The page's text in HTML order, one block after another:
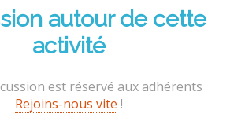
autour de cette
activité
est réservé aux adhérents
Rejoins-nous vite !